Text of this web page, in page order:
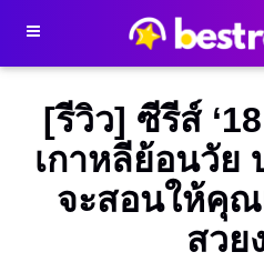
[รีวิว] ซีรีส์
เกาหลีย้อนวัย
จะสอนให้คุณ
สวย